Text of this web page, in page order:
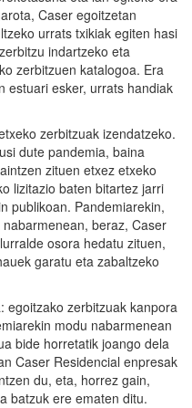
Caser egoitzetan
urrats txikiak egiten hasi
indartzeko eta
zerbitzuen katalogoa. Era
estuari esker, urrats handiak
zerbitzuak izendatzeko.
dute pandemia, baina
zituen etxez etxeko
lizitazio baten bitartez jarri
publikoan. Pandemiarekin,
beraz, Caser
osora hedatu zituen,
garatu eta zabaltzeko
egoitzako zerbitzuak kanpora
modu nabarmenean
bide horretatik joango dela
Caser Residencial enpresak
du, eta, horrez gain,
batzuk ere ematen ditu.